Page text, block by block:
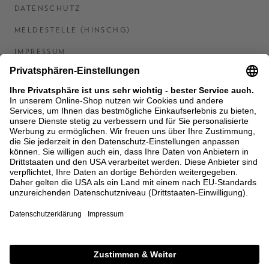
DATENSCHUTZ
MELDESTELLE (HINSCHG)
IMPRESSUM
BARRIEREFREIHEITSERKLÄRUNG
KONTAKT
COOKIES
MEN'S WORLD: BRAUN HAMBURG
Ein Unternehmen der Unger GmbH & Co. KG
EINKAUF VON 400 € NACH RETOURE, NICHT
CHECKOUT. GUTSCHEINE, REDUZIERTE ARTIKEL
SOWIE VEREINZELTE MARKEN SIND VON DER